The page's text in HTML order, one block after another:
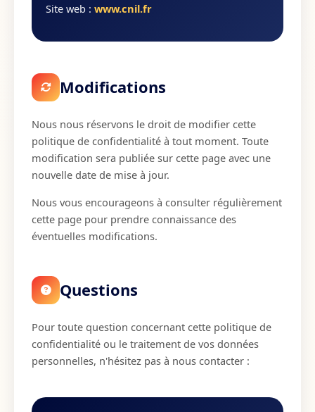
Site web : www.cnil.fr
Modifications
Nous nous réservons le droit de modifier cette
politique de confidentialité à tout moment. Toute
modification sera publiée sur cette page avec une
nouvelle date de mise à jour.
Nous vous encourageons à consulter régulièrement
cette page pour prendre connaissance des
éventuelles modifications.
Questions
Pour toute question concernant cette politique de
confidentialité ou le traitement de vos données
personnelles, n'hésitez pas à nous contacter :